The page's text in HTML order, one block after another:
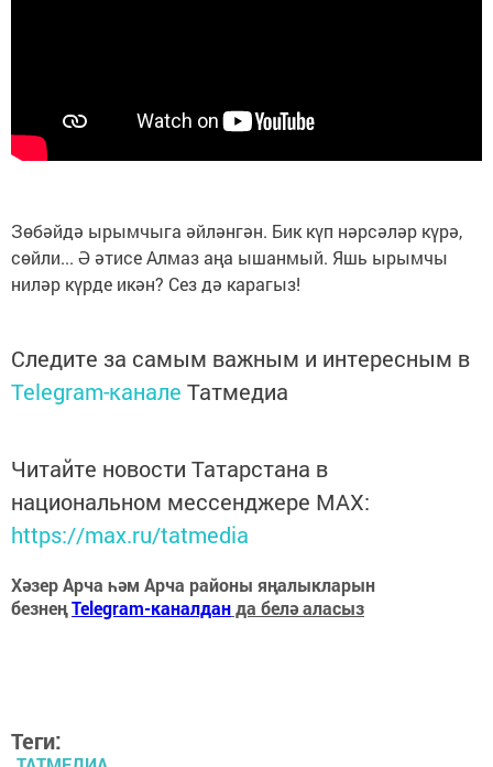
Зөбәйдә ырымчыга әйләнгән. Бик күп нәрсәләр күрә,
сөйли... Ә әтисе Алмаз аңа ышанмый. Яшь ырымчы
ниләр күрде икән? Сез дә карагыз!
Следите за самым важным и интересным в
Telegram-канале Татмедиа
Читайте новости Татарстана в
национальном мессенджере MАХ:
https://max.ru/tatmedia
Хәзер Арча һәм Арча районы яңалыкларын
безнеңTelegram-каналданда белә аласыз
Теги: